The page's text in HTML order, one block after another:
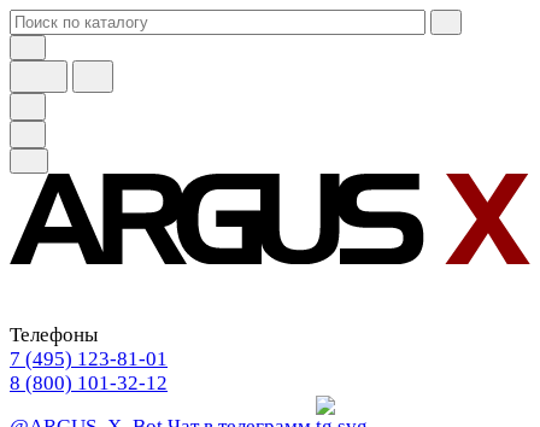
Телефоны
7 (495) 123-81-01
8 (800) 101-32-12